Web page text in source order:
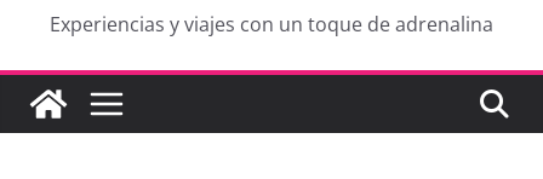
Experiencias y viajes con un toque de adrenalina